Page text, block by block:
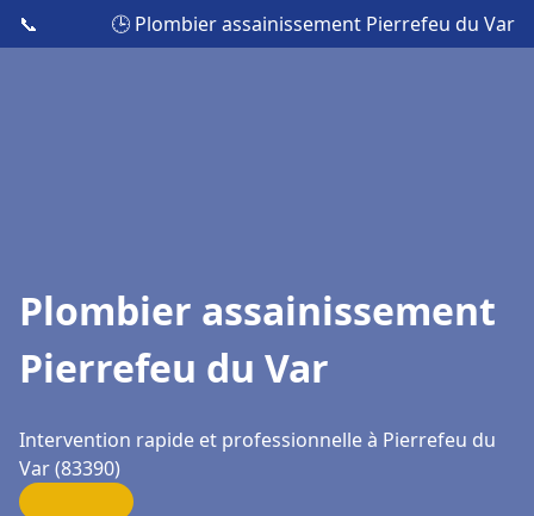
📞 🕒 Plombier assainissement Pierrefeu du Var
Plombier assainissement
Pierrefeu du Var
Intervention rapide et professionnelle à Pierrefeu du
Var (83390)